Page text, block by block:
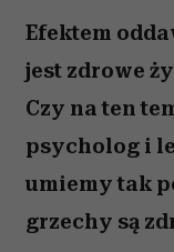
Efektem
jest zdrowe
Czy na ten
psycholog i
umiemy tak
grzechy są